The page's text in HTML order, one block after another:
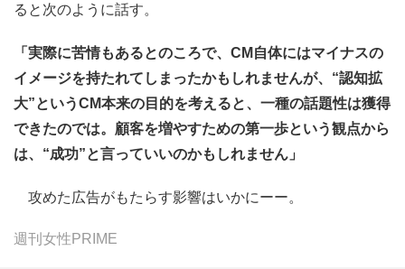
ると次のように話す。
「実際に苦情もあるとのころで、CM自体にはマイナスの
イメージを持たれてしまったかもしれませんが、“認知拡
大”というCM本来の目的を考えると、一種の話題性は獲得
できたのでは。顧客を増やすための第一歩という観点から
は、“成功”と言っていいのかもしれません」
攻めた広告がもたらす影響はいかにーー。
週刊女性PRIME